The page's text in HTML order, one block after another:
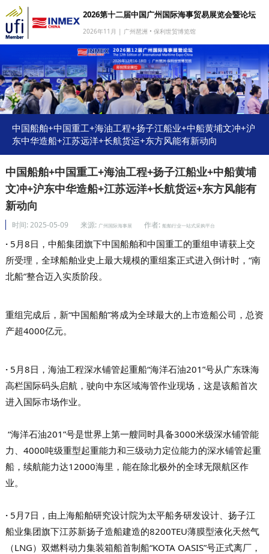
我要参展
我要参会
我要参观
商旅服务
媒体中心
下载中心
关于我们
2026第十二届中国广州国际海事贸易展览会暨论坛
2026年11月 | 广州琶洲 • 保利世贸博览馆
中国船舶+中国重工+海油工程+扬子江船业+中船黄埔文冲+沪
东中华造船+江苏远洋+长航货运+东方风能有新动向
中国船舶+中国重工+海油工程+扬子江船业+中船黄埔
文冲+沪东中华造船+江苏远洋+长航货运+东方风能有
新动向
时间: 2025-05-09 来源: 广州国际海事展 作者: 船舶行业一站式采购平台
· 5月8日，中船集团旗下中国船舶和中国重工的重组申请获上交
所受理，全球船舶业史上最大规模的重组案正式进入倒计时，“南
北船”整合迈入实质阶段。
重组完成后，新“中国船舶”将成为全球最大的上市造船公司，总资
产超4000亿元。
· 5月8日，海油工程深水铺管起重船“海洋石油201”号从广东珠海
高栏国际码头启航，驶向中东区域海管作业现场，这是该船首次
进入国际市场作业。
“海洋石油201”号是世界上第一艘同时具备3000米级深水铺管能
力、4000吨级重型起重能力和三级动力定位能力的深水铺管起重
船，续航能力达12000海里，能在除北极外的全球无限航区作
业。
· 5月7日，由上海船舶研究设计院为太平船务研发设计、扬子江
船业集团旗下江苏新扬子造船建造的8200TEU薄膜型液化天然气
（LNG）双燃料动力集装箱船首制船“KOTA OASIS”号正式离厂，